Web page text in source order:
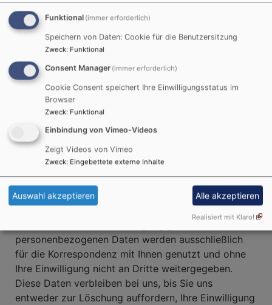
Servern gespeichert.
4. Analyse Tools
Wir setzen keine Analysetools wie z.B. Google
Analytics oder Matomo auf dieser Seite ein.
5. Freiwillige Bereitstellung
personenbezogener Daten
Direkte Kontaktmöglichkeit
Über unsere Website können Sie per E-Mail
und/oder über ein Kontaktformular direkt in Kontakt
mit uns treten. Diese im Zusammenhang mit einer
personenbezogenen Daten werden ausschließlich
für die Korrespondenz mit Ihnen genutzt und ohne
Ihre Einwilligung nicht an Dritte weitergegeben.
Diese Daten verbleiben bei uns, bis Sie uns
entweder zur Löschung auffordern, Ihre Einwilligung
Funktional (immer erforderlich)
Speichern von Daten: Cookie für die Benutzersitzung
Zweck: Funktional
Consent Manager (immer erforderlich)
Cookie Consent speichert Ihre Einwilligungsstatus im
Browser
Zweck: Funktional
Einbindung von Vimeo-Videos
Zeigt Videos von Vimeo
Zweck: Eingebettete externe Inhalte
Auswahl akzeptieren Alle akzeptieren
Realisiert mit Klaro!